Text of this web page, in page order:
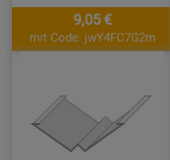
9,05 €
mit Code: jwY4FC7G2m